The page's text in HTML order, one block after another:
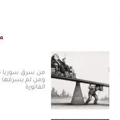
من سرق سوريا
ومن لم يسرقها
الفاتورة